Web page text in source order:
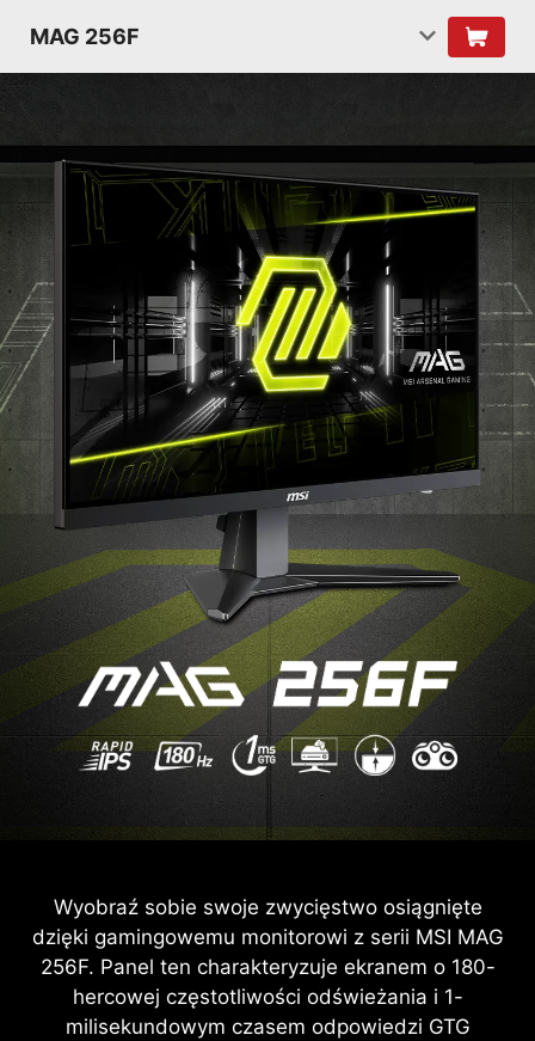
MAG 256F
Wyobraź sobie swoje zwycięstwo osiągnięte
dzięki gamingowemu monitorowi z serii MSI MAG
256F. Panel ten charakteryzuje ekranem o 180-
hercowej częstotliwości odświeżania i 1-
milisekundowym czasem odpowiedzi GTG